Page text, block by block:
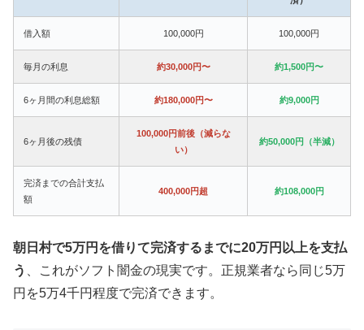
借入額 100,000円 100,000円
毎月の利息 約30,000円〜 約1,500円〜
6ヶ月間の利息総額 約180,000円〜 約9,000円
6ヶ月後の残債
100,000円前後（減らな
い）
約50,000円（半減）
完済までの合計支払
額
400,000円超 約108,000円
朝日村で5万円を借りて完済するまでに20万円以上を支払
う
、これがソフト闇金の現実です。正規業者なら同じ5万
円を5万4千円程度で完済できます。